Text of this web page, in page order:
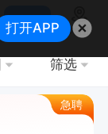
搜索
地图
筛选
急聘
打开APP